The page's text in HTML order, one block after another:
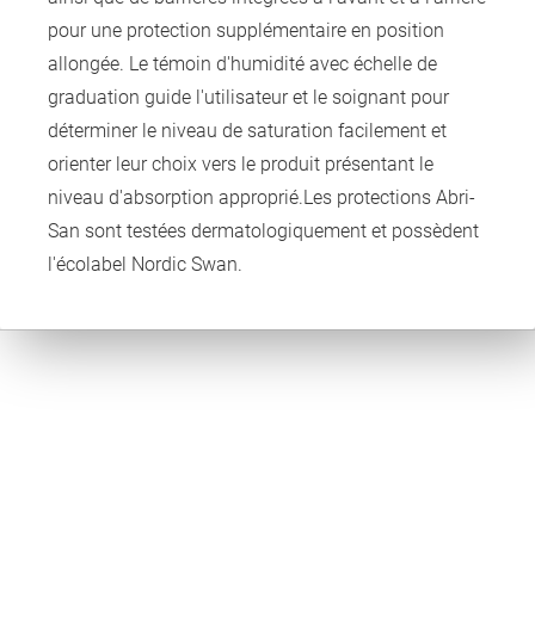
pour une protection supplémentaire en position
allongée. Le témoin d'humidité avec échelle de
graduation guide l'utilisateur et le soignant pour
déterminer le niveau de saturation facilement et
orienter leur choix vers le produit présentant le
niveau d'absorption approprié.Les protections Abri-
San sont testées dermatologiquement et possèdent
l'écolabel Nordic Swan.